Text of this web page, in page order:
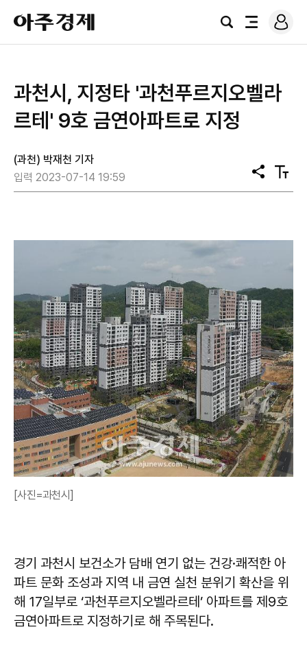
아
주
경
검
전
로
그
과천시, 지정타 '과천푸르지오벨라
르테' 9호 금연아파트로 지정
(과천) 박재천 기자
입력 2023-07-14 19:59
공
유
텍
스
[사진=과천시]
경기 과천시 보건소가 담배 연기 없는 건강·쾌적한 아
파트 문화 조성과 지역 내 금연 실천 분위기 확산을 위
해 17일부로 ‘과천푸르지오벨라르테’ 아파트를 제9호
금연아파트로 지정하기로 해 주목된다.